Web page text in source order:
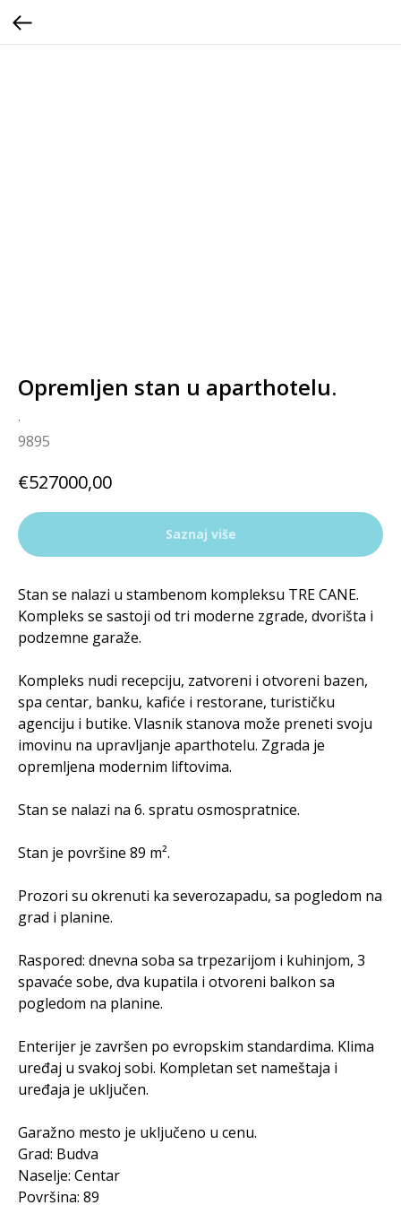
Opremljen stan u aparthotelu.
.
9895
€527000,00
Saznaj više
Stan se nalazi u stambenom kompleksu TRE CANE.
Kompleks se sastoji od tri moderne zgrade, dvorišta i
podzemne garaže.
Kompleks nudi recepciju, zatvoreni i otvoreni bazen,
spa centar, banku, kafiće i restorane, turističku
agenciju i butike. Vlasnik stanova može preneti svoju
imovinu na upravljanje aparthotelu. Zgrada je
opremljena modernim liftovima.
Stan se nalazi na 6. spratu osmospratnice.
Stan je površine 89 m².
Prozori su okrenuti ka severozapadu, sa pogledom na
grad i planine.
Raspored: dnevna soba sa trpezarijom i kuhinjom, 3
spavaće sobe, dva kupatila i otvoreni balkon sa
pogledom na planine.
Enterijer je završen po evropskim standardima. Klima
uređaj u svakoj sobi. Kompletan set nameštaja i
uređaja je uključen.
Garažno mesto je uključeno u cenu.
Grad: Budva
Naselje: Centar
Površina: 89